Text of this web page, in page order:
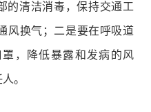
的清洁消毒，保持交通工
风换气；二是要在呼吸道
，降低暴露和发病的风
。